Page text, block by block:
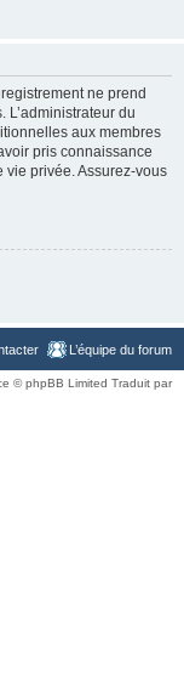
ne prend
du
aux membres
pris connaissance
vie privée. Assurez-vous
L’équipe du forum
© phpBB Limited Traduit par